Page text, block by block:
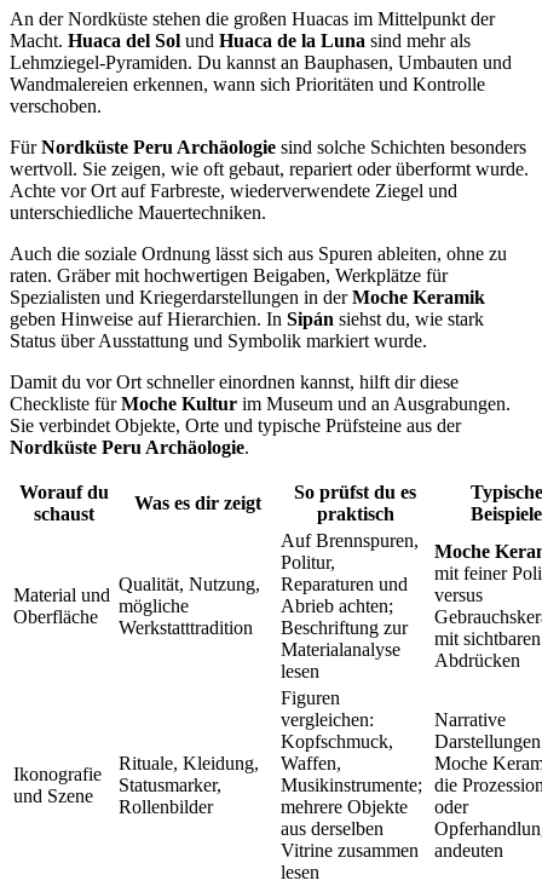
An der Nordküste stehen die großen Huacas im Mittelpunkt der
Macht. Huaca del Sol und Huaca de la Luna sind mehr als
Lehmziegel-Pyramiden. Du kannst an Bauphasen, Umbauten und
Wandmalereien erkennen, wann sich Prioritäten und Kontrolle
verschoben.
FürNordküste Peru Archäologie sind solche Schichten besonders
wertvoll. Sie zeigen, wie oft gebaut, repariert oder überformt wurde.
Achte vor Ort auf Farbreste, wiederverwendete Ziegel und
unterschiedliche Mauertechniken.
Auch die soziale Ordnung lässt sich aus Spuren ableiten, ohne zu
raten. Gräber mit hochwertigen Beigaben, Werkplätze für
Spezialisten und Kriegerdarstellungen in derMoche Keramik
geben Hinweise auf Hierarchien. In Sipán siehst du, wie stark
Status über Ausstattung und Symbolik markiert wurde.
Damit du vor Ort schneller einordnen kannst, hilft dir diese
Checkliste fürMoche Kultur im Museum und an Ausgrabungen.
Sie verbindet Objekte, Orte und typische Prüfsteine aus der
Nordküste Peru Archäologie.
Worauf du
schaust
Was es dir zeigt
So prüfst du es
praktisch
Typische
Beispiele
Material und
Oberfläche
Qualität, Nutzung,
mögliche
Werkstatttradition
Auf Brennspuren,
Politur,
Reparaturen und
Abrieb achten;
Beschriftung zur
Materialanalyse
lesen
Moche
mit feiner
versus
mit sichtbaren
Abdrücken
Ikonografie
und Szene
Rituale, Kleidung,
Statusmarker,
Rollenbilder
Figuren
vergleichen:
Kopfschmuck,
Waffen,
Musikinstrumente;
mehrere Objekte
aus derselben
Vitrine zusammen
lesen
Narrative
Moche
die
oder
andeuten